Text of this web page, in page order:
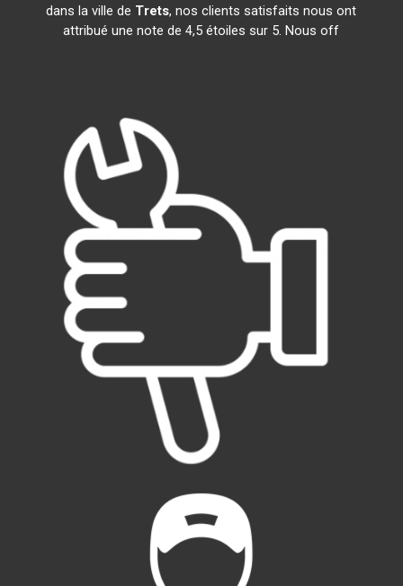
dans la ville de Trets, nos clients satisfaits nous ont
attribué une note de 4,5 étoiles sur 5. Nous off